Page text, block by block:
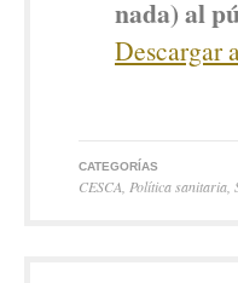
nada) al
Descargar
CATEGORÍAS
CESCA Política sanitaria